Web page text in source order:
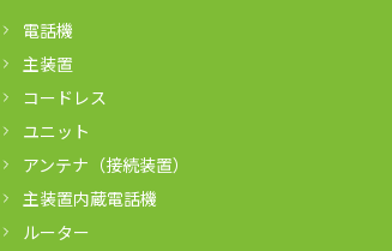
電話機
主装置
コードレス
ユニット
アンテナ（接続装置）
主装置内蔵電話機
ルーター